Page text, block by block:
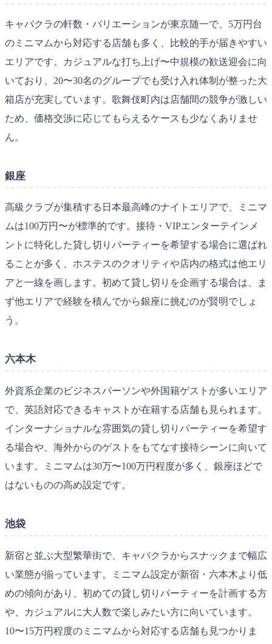
キャバクラの軒数・バリエーションが東京随一で、5万円台
のミニマムから対応する店舗も多く、比較的手が届きやすい
エリアです。カジュアルな打ち上げ〜中規模の歓送迎会に向
いており、20〜30名のグループでも受け入れ体制が整った大
箱店が充実しています。歌舞伎町内は店舗間の競争が激しい
ため、価格交渉に応じてもらえるケースも少なくありませ
ん。
銀座
高級クラブが集積する日本最高峰のナイトエリアで、ミニマ
ムは100万円〜が標準的です。接待・VIPエンターテインメ
ントに特化した貸し切りパーティーを希望する場合に選ばれ
ることが多く、ホステスのクオリティや店内の格式は他エリ
アと一線を画します。初めて貸し切りを企画する場合は、ま
ず他エリアで経験を積んでから銀座に挑むのが賢明でしょ
う。
六本木
外資系企業のビジネスパーソンや外国籍ゲストが多いエリア
で、英語対応できるキャストが在籍する店舗も見られます。
インターナショナルな雰囲気の貸し切りパーティーを希望す
る場合や、海外からのゲストをもてなす接待シーンに向いて
います。ミニマムは30万〜100万円程度が多く、銀座ほどで
はないものの高め設定です。
池袋
新宿と並ぶ大型繁華街で、キャバクラからスナックまで幅広
い業態が揃っています。ミニマム設定が新宿・六本木より低
めの傾向があり、初めての貸し切りパーティーを計画する方
や、カジュアルに大人数で楽しみたい方に向いています。
10〜15万円程度のミニマムから対応する店舗も見つかりま